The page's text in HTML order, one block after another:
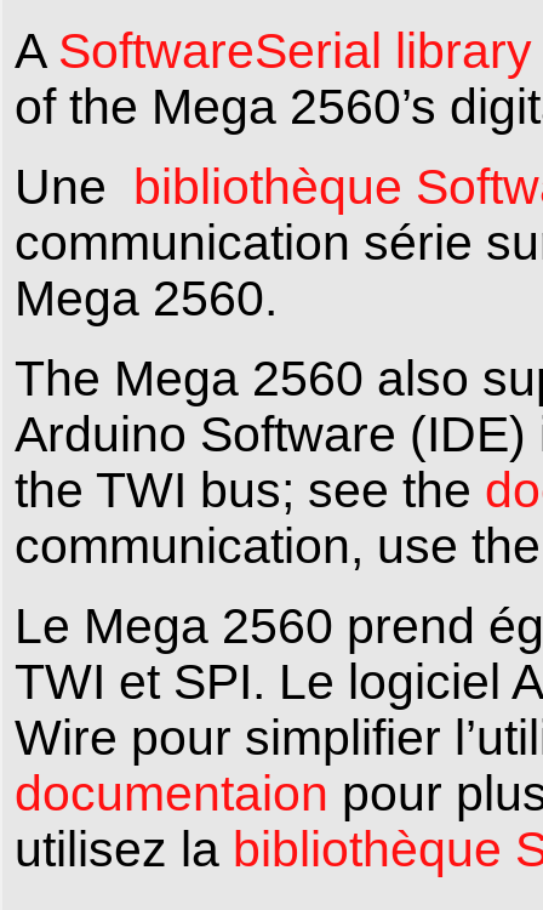
A SoftwareSerial library
of the Mega 2560’s
Une bibliothèque
communication série
Mega 2560.
The Mega 2560 also
Arduino Software
the TWI bus; see the
communication, use
Le Mega 2560 prend
TWI et SPI. Le logiciel
Wire pour simplifier
documentaion pour
utilisez la bibliothèque